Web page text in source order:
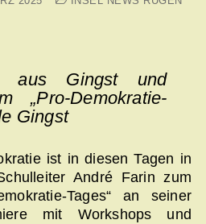
aus Gingst und
„Pro-Demokratie-
Gingst
ist in diesen Tagen in
André Farin zum
Tages“ an seiner
mit Workshops und